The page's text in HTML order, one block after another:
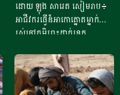
ចំណូលបាន​ជិត១០លានរៀល
ក្នុងមួយថ្ងៃ
ដោយ ឡុង សារេត​ សៀមរាប៖ ​
អាជីវករ​​ធ្វើនំអាកោត្នោត​ម្នាក់
រស់នៅភូមិព្រះដាក់ខេត្ត
ចាប់ផ្តើម​ដំបូង​ចេញពីអង្ករ​
១០កំប៉ុង ឬមានទម្ងន់​ប្រហែល​បី
គីឡូក្រាម រហូតមកដល់ឆ្នាំ​